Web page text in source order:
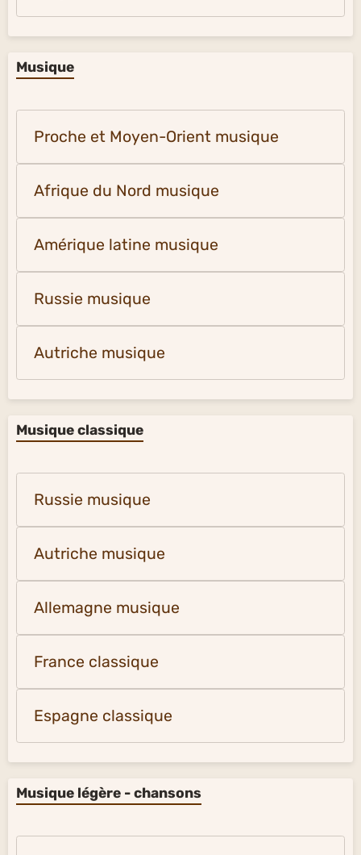
Musique
Proche et Moyen-Orient musique
Afrique du Nord musique
Amérique latine musique
Russie musique
Autriche musique
Musique classique
Russie musique
Autriche musique
Allemagne musique
France classique
Espagne classique
Musique légère - chansons